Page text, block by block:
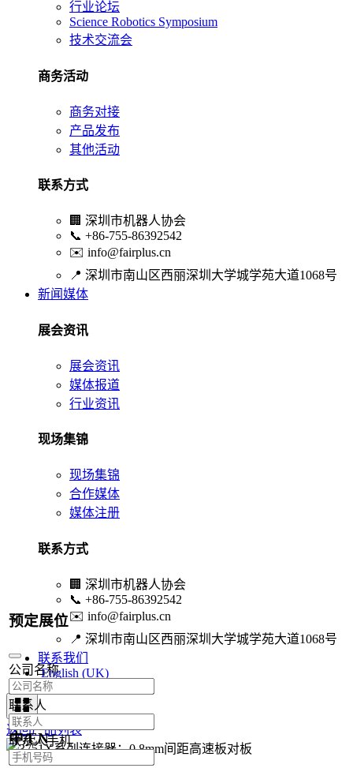
行业论坛
Science Robotics Symposium
技术交流会
商务活动
商务对接
产品发布
其他活动
联系方式
🏢 深圳市机器人协会
📞 +86-755-86392542
✉️ info@fairplus.cn
📍 深圳市南山区西丽深圳大学城学苑大道1068号
新闻媒体
展会资讯
展会资讯
媒体报道
行业资讯
现场集锦
现场集锦
合作媒体
媒体注册
联系方式
🏢 深圳市机器人协会
📞 +86-755-86392542
✉️ info@fairplus.cn
📍 深圳市南山区西丽深圳大学城学苑大道1068号
联系我们
English (UK)
返回产品列表
预定展位
公司名称
联系人
联系人手机
中/EN